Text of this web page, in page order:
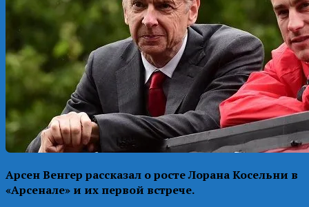
Арсен Венгер рассказал о росте Лорана Косельни в
«Арсенале» и их первой встрече.